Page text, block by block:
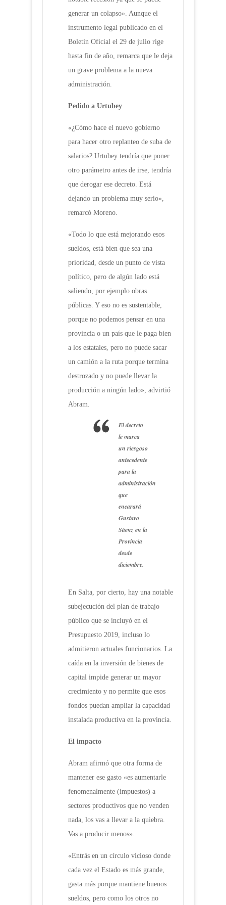
generar un colapso». Aunque el
instrumento legal publicado en el
Boletín Oficial el 29 de julio rige
hasta fin de año, remarca que le deja
un grave problema a la nueva
administración.
Pedido a Urtubey
«¿Cómo hace el nuevo gobierno
para hacer otro replanteo de suba de
salarios? Urtubey tendría que poner
otro parámetro antes de irse, tendría
que derogar ese decreto. Está
dejando un problema muy serio»,
remarcó Moreno.
«Todo lo que está mejorando esos
sueldos, está bien que sea una
prioridad, desde un punto de vista
político, pero de algún lado está
saliendo, por ejemplo obras
públicas. Y eso no es sustentable,
porque no podemos pensar en una
provincia o un país que le paga bien
a los estatales, pero no puede sacar
un camión a la ruta porque termina
destrozado y no puede llevar la
producción a ningún lado», advirtió
Abram.
El decreto
le marca
un riesgoso
antecedente
para la
administración
que
encarará
Gustavo
Sáenz en la
Provincia
desde
diciembre.
En Salta, por cierto, hay una notable
subejecución del plan de trabajo
público que se incluyó en el
Presupuesto 2019, incluso lo
admitieron actuales funcionarios. La
caída en la inversión de bienes de
capital impide generar un mayor
crecimiento y no permite que esos
fondos puedan ampliar la capacidad
instalada productiva en la provincia.
El impacto
Abram afirmó que otra forma de
mantener ese gasto «es aumentarle
fenomenalmente (impuestos) a
sectores productivos que no venden
nada, los vas a llevar a la quiebra.
Vas a producir menos».
«Entrás en un círculo vicioso donde
cada vez el Estado es más grande,
gasta más porque mantiene buenos
sueldos, pero como los otros no